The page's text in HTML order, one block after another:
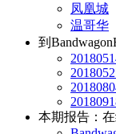
凤凰城
温哥华
到
本期报告：